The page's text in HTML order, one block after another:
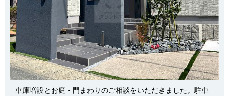
車庫増設とお庭・門まわりのご相談をいただきました。駐車